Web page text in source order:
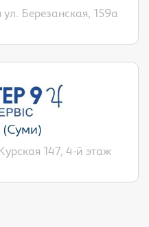
ул. Березанская, 159а
(Суми)
147, 4-й этаж